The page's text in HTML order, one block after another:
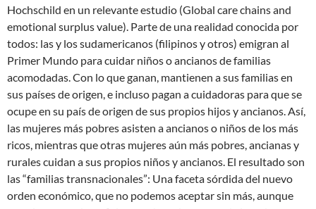
Hochschild en un relevante estudio (Global care chains and
emotional surplus value). Parte de una realidad conocida por
todos: las y los sudamericanos (filipinos y otros) emigran al
Primer Mundo para cuidar niños o ancianos de familias
acomodadas. Con lo que ganan, mantienen a sus familias en
sus países de origen, e incluso pagan a cuidadoras para que se
ocupe en su país de origen de sus propios hijos y ancianos. Así,
las mujeres más pobres asisten a ancianos o niños de los más
ricos, mientras que otras mujeres aún más pobres, ancianas y
rurales cuidan a sus propios niños y ancianos. El resultado son
las “familias transnacionales”: Una faceta sórdida del nuevo
orden económico, que no podemos aceptar sin más, aunque